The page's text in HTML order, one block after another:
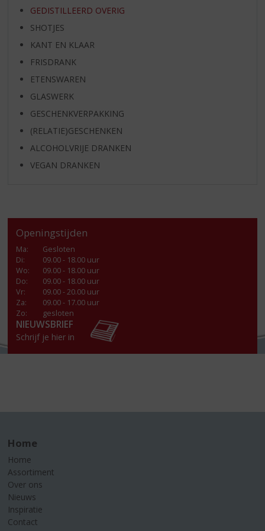
GEDISTILLEERD OVERIG
SHOTJES
KANT EN KLAAR
FRISDRANK
ETENSWAREN
GLASWERK
GESCHENKVERPAKKING
(RELATIE)GESCHENKEN
ALCOHOLVRIJE DRANKEN
VEGAN DRANKEN
Openingstijden
Ma:
Gesloten
Di:
09.00 - 18.00 uur
Wo:
09.00 - 18.00 uur
Do:
09.00 - 18.00 uur
Vr:
09.00 - 20.00 uur
Za:
09.00 - 17.00 uur
Zo:
gesloten
NIEUWSBRIEF
Schrijf je hier in
Home
Home
Assortiment
Over ons
Nieuws
Inspiratie
Contact